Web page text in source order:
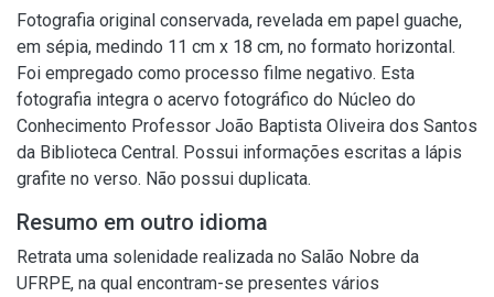
Fotografia original conservada, revelada em papel guache,
em sépia, medindo 11 cm x 18 cm, no formato horizontal.
Foi empregado como processo filme negativo. Esta
fotografia integra o acervo fotográfico do Núcleo do
Conhecimento Professor João Baptista Oliveira dos Santos
da Biblioteca Central. Possui informações escritas a lápis
grafite no verso. Não possui duplicata.
Resumo em outro idioma
Retrata uma solenidade realizada no Salão Nobre da
UFRPE, na qual encontram-se presentes vários